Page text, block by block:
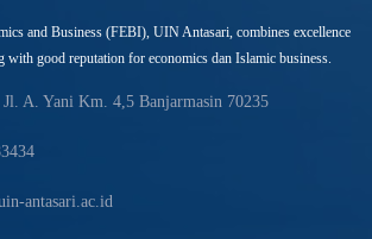
and Business (FEBI), UIN Antasari, combines excellence
with good reputation for economics dan Islamic business.
Jl. A. Yani Km. 4,5 Banjarmasin 70235
antasari.ac.id